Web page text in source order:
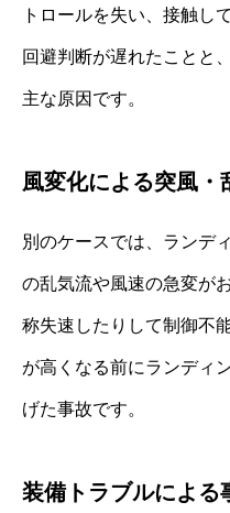
トロールを失い、接触し
回避判断が遅れたことと
主な原因です。
風変化による突風・
別のケースでは、ランデ
の乱気流や風速の急変が
称失速したりして制御不
が高くなる前にランディ
げた事故です。
装備トラブルによる